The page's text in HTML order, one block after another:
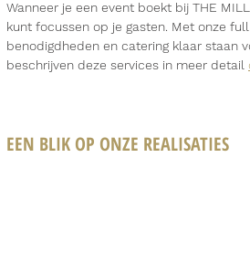
Wanneer je een event boekt bij THE
kunt focussen op je gasten. Met onze
benodigdheden en catering klaar staan
beschrijven deze services in meer detail
EEN BLIK OP ONZE REALISATIES